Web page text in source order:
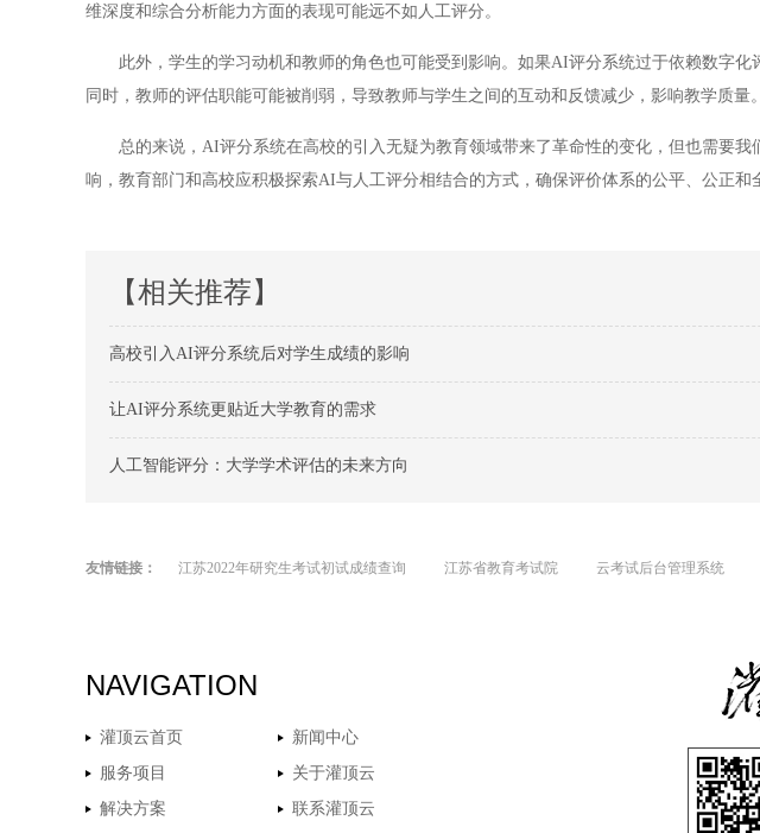
维深度和综合分析能力方面的表现可能远不如人工评分。
此外，学生的学习动机和教师的角色也可能受到影响。如果AI评分系统过于依赖数字化
同时，教师的评估职能可能被削弱，导致教师与学生之间的互动和反馈减少，影响教学质量。
总的来说，AI评分系统在高校的引入无疑为教育领域带来了革命性的变化，但也需要我
响，教育部门和高校应积极探索AI与人工评分相结合的方式，确保评价体系的公平、公正和
【相关推荐】
高校引入AI评分系统后对学生成绩的影响
让AI评分系统更贴近大学教育的需求
人工智能评分：大学学术评估的未来方向
友情链接： 江苏2022年研究生考试初试成绩查询 江苏省教育考试院 云考试后台管理系统
NAVIGATION
灌顶云首页
新闻中心
服务项目
关于灌顶云
解决方案
联系灌顶云